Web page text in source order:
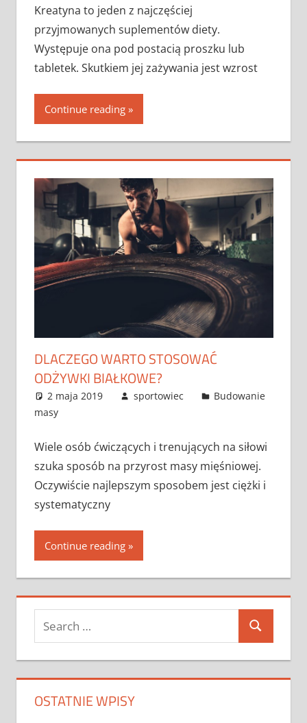
Kreatyna to jeden z najczęściej
przyjmowanych suplementów diety.
Występuje ona pod postacią proszku lub
tabletek. Skutkiem jej zażywania jest wzrost
Continue reading
DLACZEGO WARTO STOSOWAĆ
ODŻYWKI BIAŁKOWE?
2 maja 2019 sportowiec
Budowanie
masy
Wiele osób ćwiczących i trenujących na siłowi
szuka sposób na przyrost masy mięśniowej.
Oczywiście najlepszym sposobem jest ciężki i
systematyczny
Continue reading
Search
for:
Search
OSTATNIE WPISY